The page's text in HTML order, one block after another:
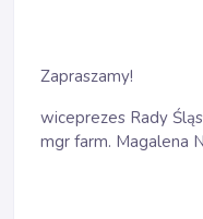
Zapraszamy!
wiceprezes Rady
mgr farm. Magalena